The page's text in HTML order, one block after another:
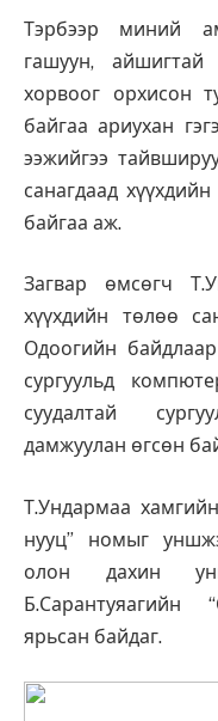
Тэрбээр миний
гашуун,
хорвоог орхисон
байгаа ариухан
ээжийгээ
санагдаад
байгаа аж.
Загвар өмсөгч
хүүхдийн төлөө
Одоогийн
сургуульд
суудалтай
дамжуулан өгсөн
Т.Ундармаа
нууц” номыг
олон дахин
Б.Сарантуяагийн
ярьсан байдаг.